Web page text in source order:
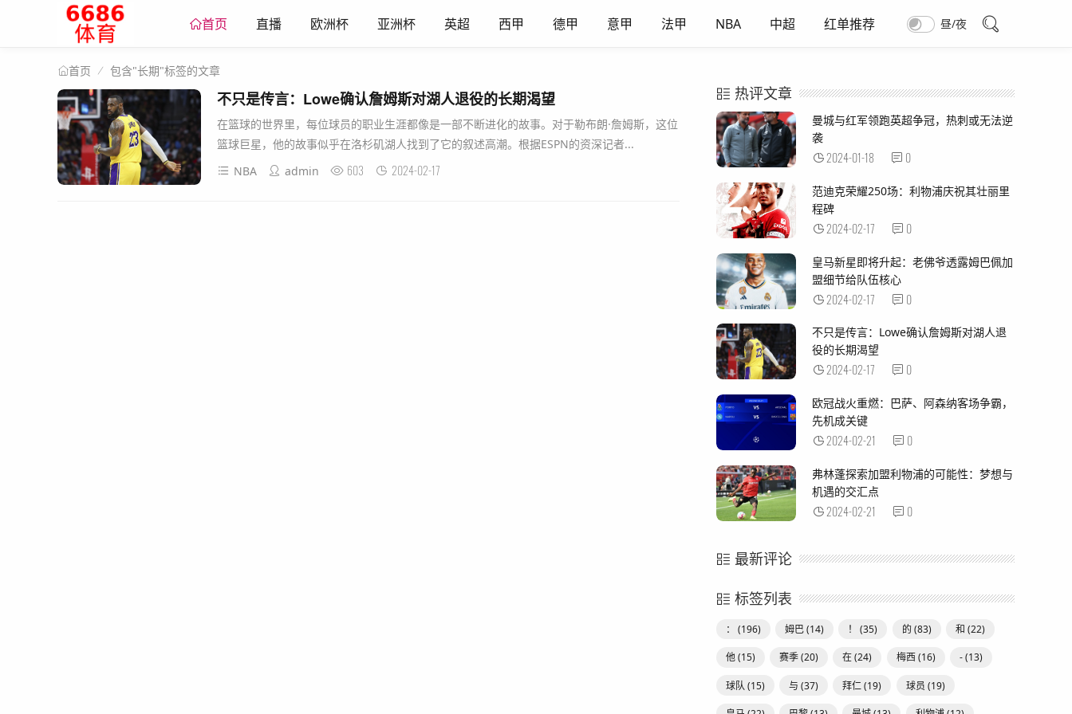
首页 直播 欧洲杯 亚洲杯 英超 西甲 德甲 意甲 法甲 NBA 中超 红单推荐 昼/夜
首页 包含"长期"标签的文章
不只是传言：Lowe确认詹姆斯对湖人退役的长期渴望
在篮球的世界里，每位球员的职业生涯都像是一部不断进化的故事。对于勒布朗·詹姆斯，这位
篮球巨星，他的故事似乎在洛杉矶湖人找到了它的叙述高潮。根据ESPN的资深记者...
NBA
admin 603 2024-02-17
热评文章
曼城与红军领跑英超争冠，热刺或无法逆
袭
2024-01-18 0
范迪克荣耀250场：利物浦庆祝其壮丽里
程碑
2024-02-17 0
皇马新星即将升起：老佛爷透露姆巴佩加
盟细节给队伍核心
2024-02-17 0
不只是传言：Lowe确认詹姆斯对湖人退
役的长期渴望
2024-02-17 0
欧冠战火重燃：巴萨、阿森纳客场争霸，
先机成关键
2024-02-21 0
弗林蓬探索加盟利物浦的可能性：梦想与
机遇的交汇点
2024-02-21 0
最新评论
标签列表
： (196) 姆巴(14) ！ (35) 的 (83) 和 (22)
他(15) 赛季(20) 在(24) 梅西(16) -(13)
球队(15) 与 (37) 拜仁(19) 球员 (19)